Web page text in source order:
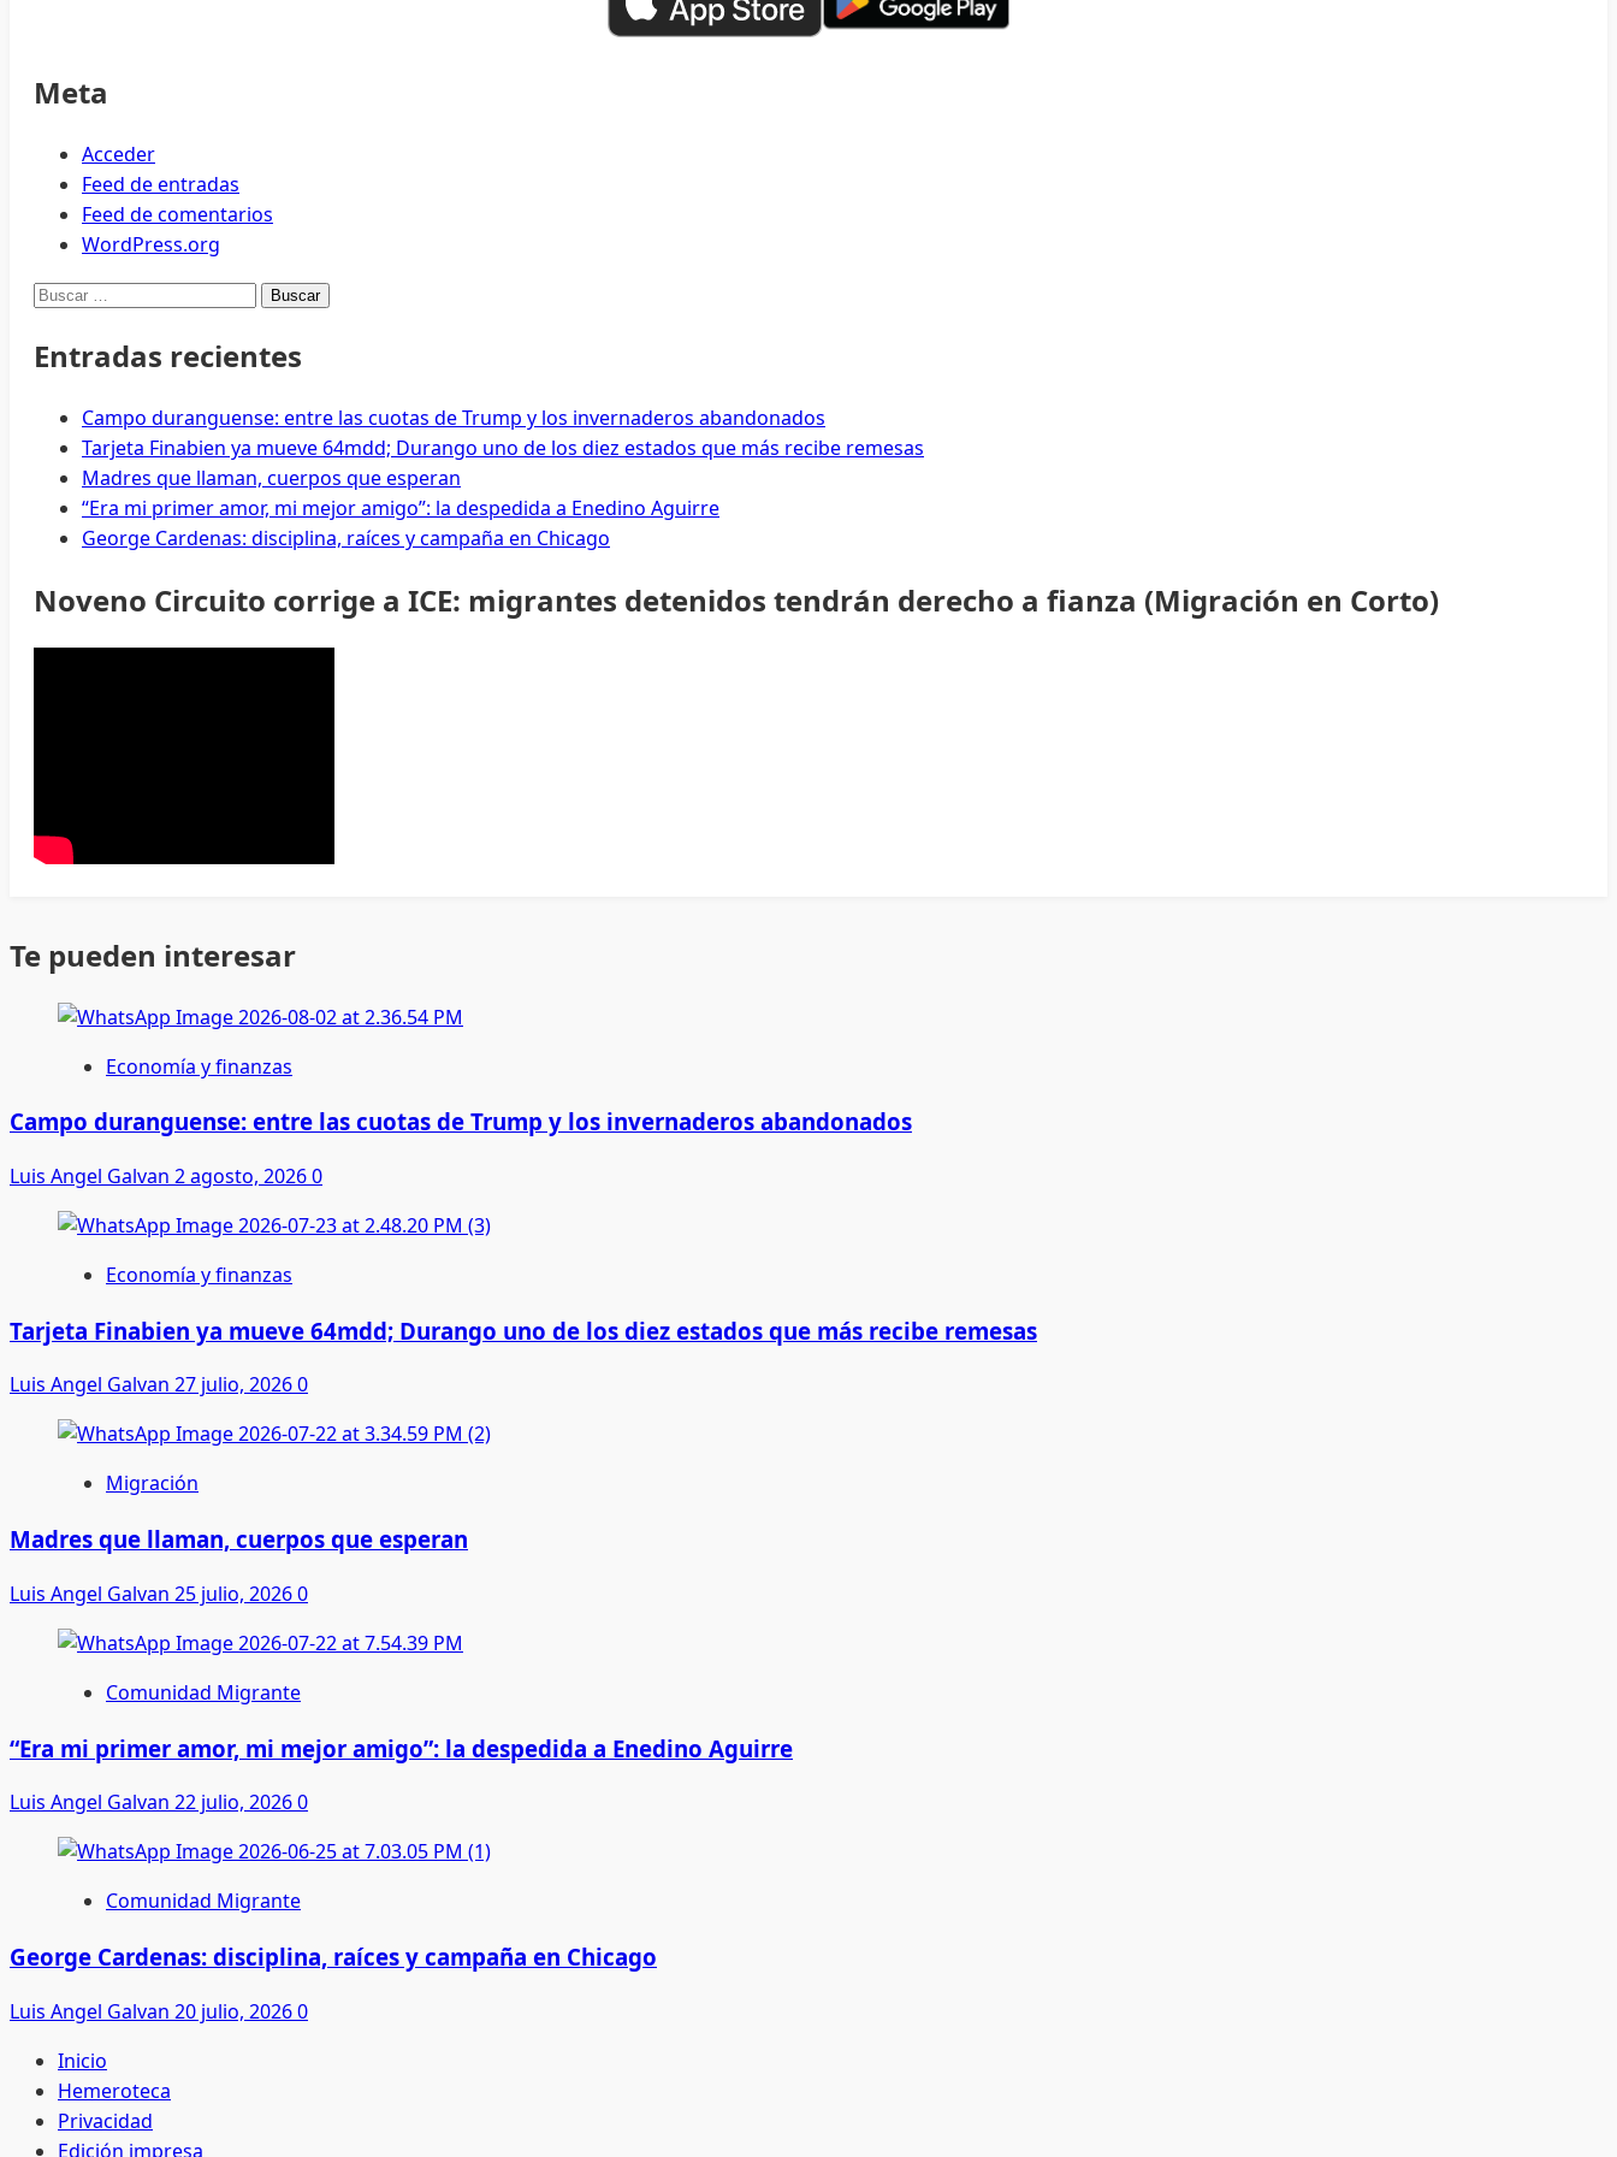
Meta
Acceder
Feed de entradas
Feed de comentarios
WordPress.org
Buscar:
Entradas recientes
Campo duranguense: entre las cuotas de Trump y los invernaderos abandonados
Tarjeta Finabien ya mueve 64mdd; Durango uno de los diez estados que más recibe remesas
Madres que llaman, cuerpos que esperan
“Era mi primer amor, mi mejor amigo”: la despedida a Enedino Aguirre
George Cardenas: disciplina, raíces y campaña en Chicago
Noveno Circuito corrige a ICE: migrantes detenidos tendrán derecho a fianza (Migración en Corto)
Te pueden interesar
Economía y finanzas
Campo duranguense: entre las cuotas de Trump y los invernaderos abandonados
Luis Angel Galvan 2 agosto, 20260
Economía y finanzas
Tarjeta Finabien ya mueve 64mdd; Durango uno de los diez estados que más recibe remesas
Luis Angel Galvan 27 julio, 20260
Migración
Madres que llaman, cuerpos que esperan
Luis Angel Galvan 25 julio, 20260
Comunidad Migrante
“Era mi primer amor, mi mejor amigo”: la despedida a Enedino Aguirre
Luis Angel Galvan 22 julio, 20260
Comunidad Migrante
George Cardenas: disciplina, raíces y campaña en Chicago
Luis Angel Galvan 20 julio, 20260
Inicio
Hemeroteca
Privacidad
Edición impresa